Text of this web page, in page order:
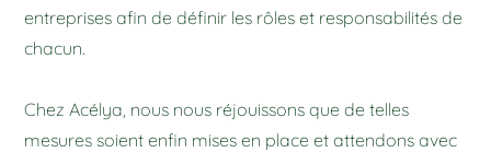
entreprises afin de définir les rôles et responsabilités de
chacun.
Chez Acélya, nous nous réjouissons que de telles
mesures soient enfin mises en place et attendons avec